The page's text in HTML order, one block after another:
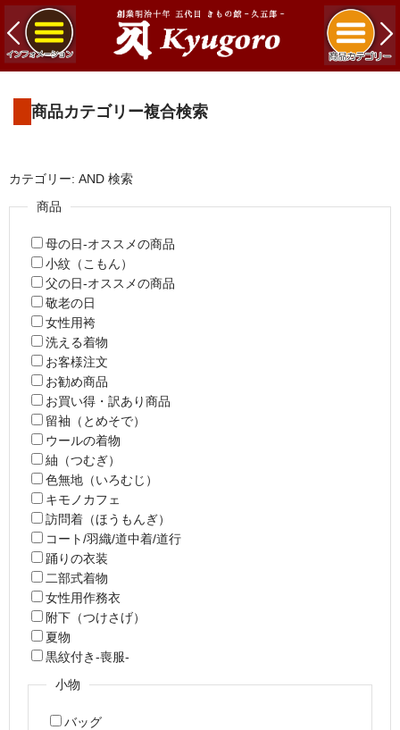
商品カテゴリー複合検索
カテゴリー: AND 検索
商品
母の日-オススメの商品
小紋（こもん）
父の日-オススメの商品
敬老の日
女性用袴
洗える着物
お客様注文
お勧め商品
お買い得・訳あり商品
留袖（とめそで）
ウールの着物
紬（つむぎ）
色無地（いろむじ）
キモノカフェ
訪問着（ほうもんぎ）
コート/羽織/道中着/道行
踊りの衣装
二部式着物
女性用作務衣
附下（つけさげ）
夏物
黒紋付き-喪服-
小物
バッグ